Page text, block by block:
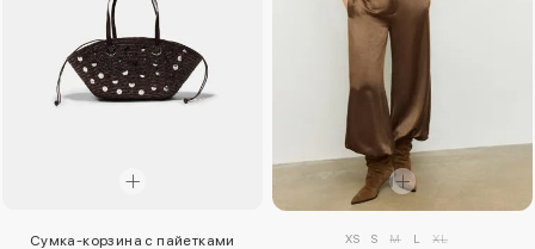
Сумка-корзина с пайетками
XS S M L XL